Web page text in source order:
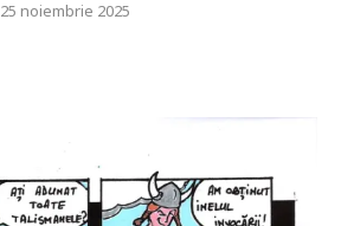
25 noiembrie 2025